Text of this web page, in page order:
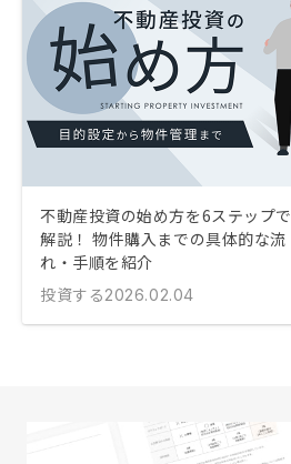
不動産投資の始め方を6ステップで
解説！ 物件購入までの具体的な流
れ・手順を紹介
投資する2026.02.04